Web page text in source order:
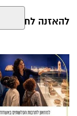
להאזנה לתוכן:
אלדה נתנאל / 10:26 26.07.26